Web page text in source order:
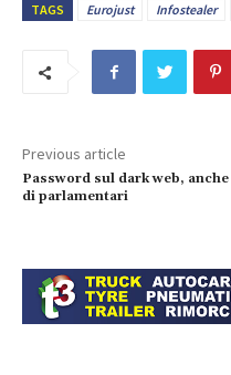
TAGS Eurojust Infostealer
Previous article
Password sul dark web, anche
di parlamentari